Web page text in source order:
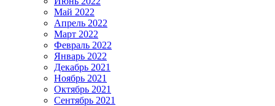
Май 2022
Апрель 2022
Март 2022
Февраль 2022
Январь 2022
Декабрь 2021
Ноябрь 2021
Октябрь 2021
Сентябрь 2021